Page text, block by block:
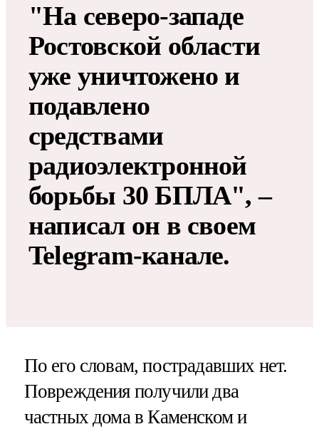
"На северо-западе
Ростовской области
уже уничтожено и
подавлено
средствами
радиоэлектронной
борьбы 30 БПЛА", –
написал он в своем
Telegram-канале.
По его словам, пострадавших нет.
Повреждения получили два
частных дома в Каменском и